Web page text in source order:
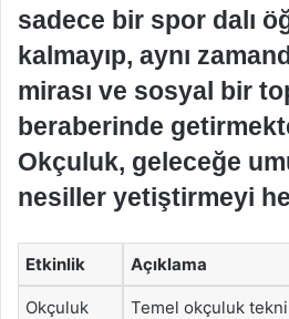
sadece bir spor dalı
kalmayıp, aynı
mirası ve sosyal bir
beraberinde
Okçuluk, geleceğe
nesiller yetiştirmeyi
Etkinlik Açıklama
Okçuluk
Temel okçuluk